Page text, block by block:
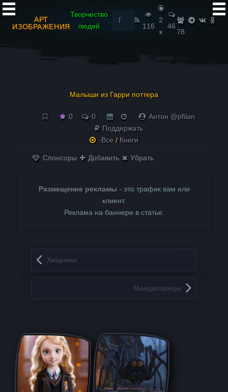
АРТ
ИЗОБРАЖЕНИЯ
Творчество
людей
Найти:
116
2
к
46
78
Малыши из Гарри поттера
0 0
Антон @pfilan
Поддержать
-Все / Книги
Спонсоры Добавить Убрать
Размещение рекламы - это трафик вам или
клиент.
Реклама на баннере в статье.
Запись навигация
Хищники
Мандалорецы